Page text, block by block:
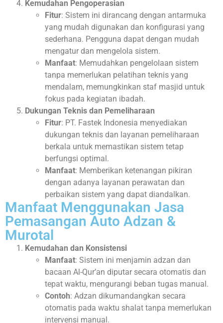
Kemudahan Pengoperasian
Fitur: Sistem ini dirancang dengan antarmuka
yang mudah digunakan dan konfigurasi yang
sederhana. Pengguna dapat dengan mudah
mengatur dan mengelola sistem.
Manfaat: Memudahkan pengelolaan sistem
tanpa memerlukan pelatihan teknis yang
mendalam, memungkinkan staf masjid untuk
fokus pada kegiatan ibadah.
Dukungan Teknis dan Pemeliharaan
Fitur: PT. Fastek Indonesia menyediakan
dukungan teknis dan layanan pemeliharaan
berkala untuk memastikan sistem tetap
berfungsi optimal.
Manfaat: Memberikan ketenangan pikiran
dengan adanya layanan perawatan dan
perbaikan sistem yang dapat diandalkan.
Manfaat Menggunakan Jasa
Pemasangan Auto Adzan &
Murotal
Kemudahan dan Konsistensi
Manfaat: Sistem ini menjamin adzan dan
bacaan Al-Qur’an diputar secara otomatis dan
tepat waktu, mengurangi beban tugas manual.
Contoh: Adzan dikumandangkan secara
otomatis pada waktu shalat tanpa memerlukan
intervensi manual.